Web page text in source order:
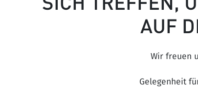
AUF
Wir freuen
Gelegenheit